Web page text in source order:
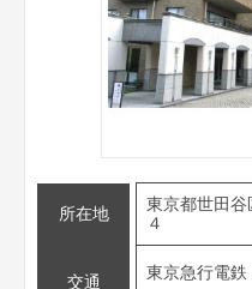
所在地
東京都世田谷
４
交通
東京急行電